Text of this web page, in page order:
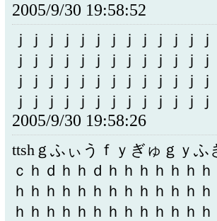
2005/9/30 19:58:52
ｊｊｊｊｊｊｊｊｊｊｊｊ
ｊｊｊｊｊｊｊｊｊｊｊｊ
ｊｊｊｊｊｊｊｊｊｊｊｊ
ｊｊｊｊｊｊｊｊｊｊｊｊ
2005/9/30 19:58:26
ttshｇふぃうｆｙぎゅｇｙ
ｃｈｄｈｈｄｈｈｈｈｈｈ
ｈｈｈｈｈｈｈｈｈｈｈｈ
ｈｈｈｈｈｈｈｈｈｈｈｈ